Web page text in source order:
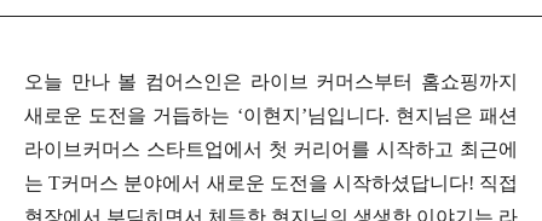
오늘 만나 볼 컴어스인은 라이브 커머스부터 홈쇼핑까지
새로운 도전을 거듭하는 ‘이현지’님입니다. 현지님은 패션
라이브커머스 스타트업에서 첫 커리어를 시작하고 최근에
는 T커머스 분야에서 새로운 도전을 시작하셨답니다! 직접
현장에서 부딪히면서 체득한 현지님의 생생한 이야기는 라